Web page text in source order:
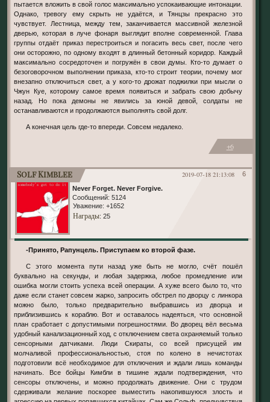
пытается вложить в свой голос максимально успокаивающие интонации.
Однако, тревогу ему скрыть не удаётся, и Тянцзы прекрасно это
чувствует. Лестница, между тем, заканчивается массивной железной
дверью, которая в луче фонаря выглядит вполне современной. Глава
группы отдаёт приказ перестроиться и погасить весь свет, после чего
они осторожно, по одному входят в длинный бетонный коридор. Каждый
максимально сосредоточен и погружён в свои думы. Кто-то думает о
безоговорочном выполнении приказа, кто-то строит теории, почему мог
внезапно отключиться свет, а у кого-то дрожат поджилки при мысли о
Чжун Куе, которому самое время появиться и забрать свою добычу
назад. Но пока демоны не явились за юной девой, солдаты не
останавливаются и продолжаются выполнять свой долг.
А конечная цель где-то впереди. Совсем недалеко.
+6
6
2019-07-18 21:13:08
Solf Kimblee
Never Forget. Never Forgive.
Сообщений: 5124
Уважение: +1652
Награды: 25
-Принято, Рапунцель. Приступаем ко второй фазе.
С этого момента пути назад уже быть не могло, счёт пошёл
буквально на секунды, и любая задержка, любое промедление или
ошибка могли стоить успеха всей операции. А хуже всего было то, что
даже если станет совсем жарко, запросить обстрел по дворцу с линкора
можно было, только предварительно выбравшись из дворца и
приблизившись к кораблю. Вот и оставалось надеяться, что основной
план сработает с допустимыми погрешностями. Во дворец вёл весьма
удобный канализационный ход, с отключением света охраняемый только
сенсорными датчиками. Люди Скираты, со всей присущей им
молчаливой профессиональностью, стоя по колено в нечистотах
подготовили всё необходимое для отключения и ждали лишь команды
начинать. Все бойцы Кимбли в тишине ждали подтверждения, что
сенсоры отключены, и можно продолжать движение. Они с трудом
сдерживали желание поскорее выместить накопившуюся злость и